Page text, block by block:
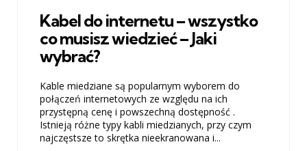
Kabel do internetu – wszystko
co musisz wiedzieć – Jaki
wybrać?
Kable miedziane są popularnym wyborem do
połączeń internetowych ze względu na ich
przystępną cenę i powszechną dostępność .
Istnieją różne typy kabli miedzianych, przy czym
najczęstsze to skrętka nieekranowana i...